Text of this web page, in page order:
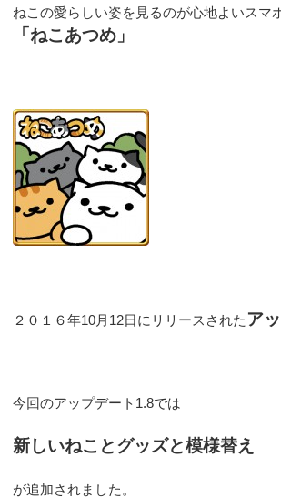
ねこの愛らしい姿を見るのが心地よいスマ
「ねこあつめ」
２０１６年10月12日にリリースされた ア
今回のアップデート1.8では
新しいねことグッズと模様替え
が追加されました。